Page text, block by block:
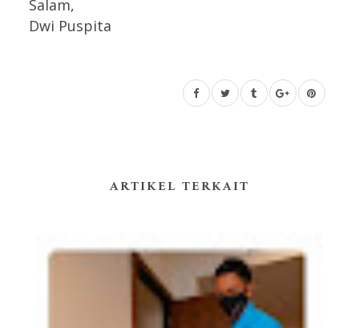
Salam,
Dwi Puspita
ARTIKEL TERKAIT